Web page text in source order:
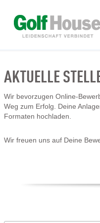
AKTUELLE
Wir bevorzugen Online-
Weg zum Erfolg. Deine
Formaten hochladen.
Wir freuen uns auf Deine